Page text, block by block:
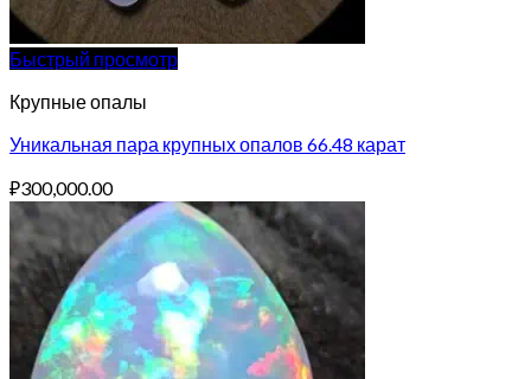
Быстрый просмотр
Крупные опалы
Уникальная пара крупных опалов 66.48 карат
₽300,000.00